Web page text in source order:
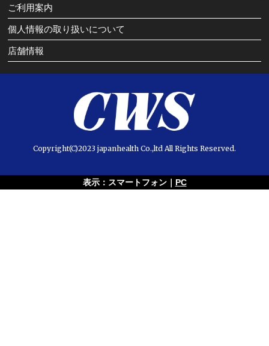
ご利用案内
個人情報の取り扱いについて
店舗情報
Copyright(C)2023 japanhealth Co.,ltd All Rights Reserved.
表示：スマートフォン｜ PC